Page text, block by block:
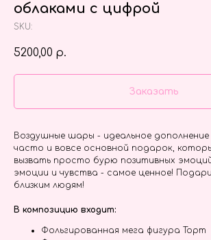
облаками с цифрой
SKU:
5200,00 р.
Заказать
Воздушные шары - идеальное дополнение
часто и вовсе основной подарок,
вызвать просто бурю позитивных
эмоции и чувства - самое ценное!
близким людям!
В композицию входит:
Фольгированная мега фигура Торт